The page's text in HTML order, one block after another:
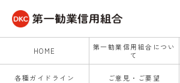
HOME
第一勧業信用組合につい
て
各種ガイドライン ご意見・ご要望